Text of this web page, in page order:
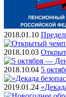
2018.01.10
2018.10.03
2018.10.04 5
2019.01.24